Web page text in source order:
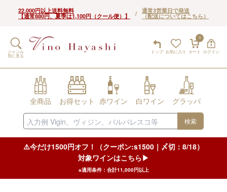
22,000円以上送料無料
【通常880円、夏季は1,100円（クール便）】 / 通常3営業日で発送
（配送についてはこちら）
トップ お気に入り
0
カート ログイン
ジャンル
別に見る
全商品 お得セット 赤ワイン 白ワイン グラッパ
検索
⚠️今だけ1500円オフ！（クーポン:s1500｜〆切：8/18）
対象ワインはこちら▶︎
※適用条件：合計11,000円以上